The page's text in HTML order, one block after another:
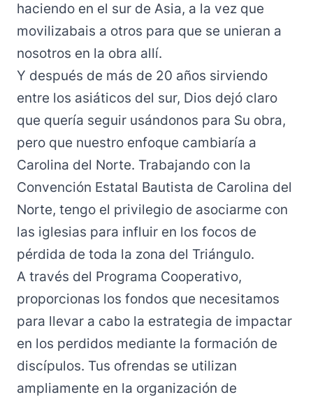
haciendo en el sur de Asia, a la vez que
movilizabais a otros para que se unieran a
nosotros en la obra allí.
Y después de más de 20 años sirviendo
entre los asiáticos del sur, Dios dejó claro
que quería seguir usándonos para Su obra,
pero que nuestro enfoque cambiaría a
Carolina del Norte. Trabajando con la
Convención Estatal Bautista de Carolina del
Norte, tengo el privilegio de asociarme con
las iglesias para influir en los focos de
pérdida de toda la zona del Triángulo.
A través del Programa Cooperativo,
proporcionas los fondos que necesitamos
para llevar a cabo la estrategia de impactar
en los perdidos mediante la formación de
discípulos. Tus ofrendas se utilizan
ampliamente en la organización de